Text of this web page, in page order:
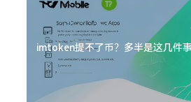
imtoken提不了币？多半是这几件